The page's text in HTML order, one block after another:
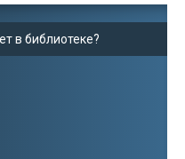
в библиотеке?